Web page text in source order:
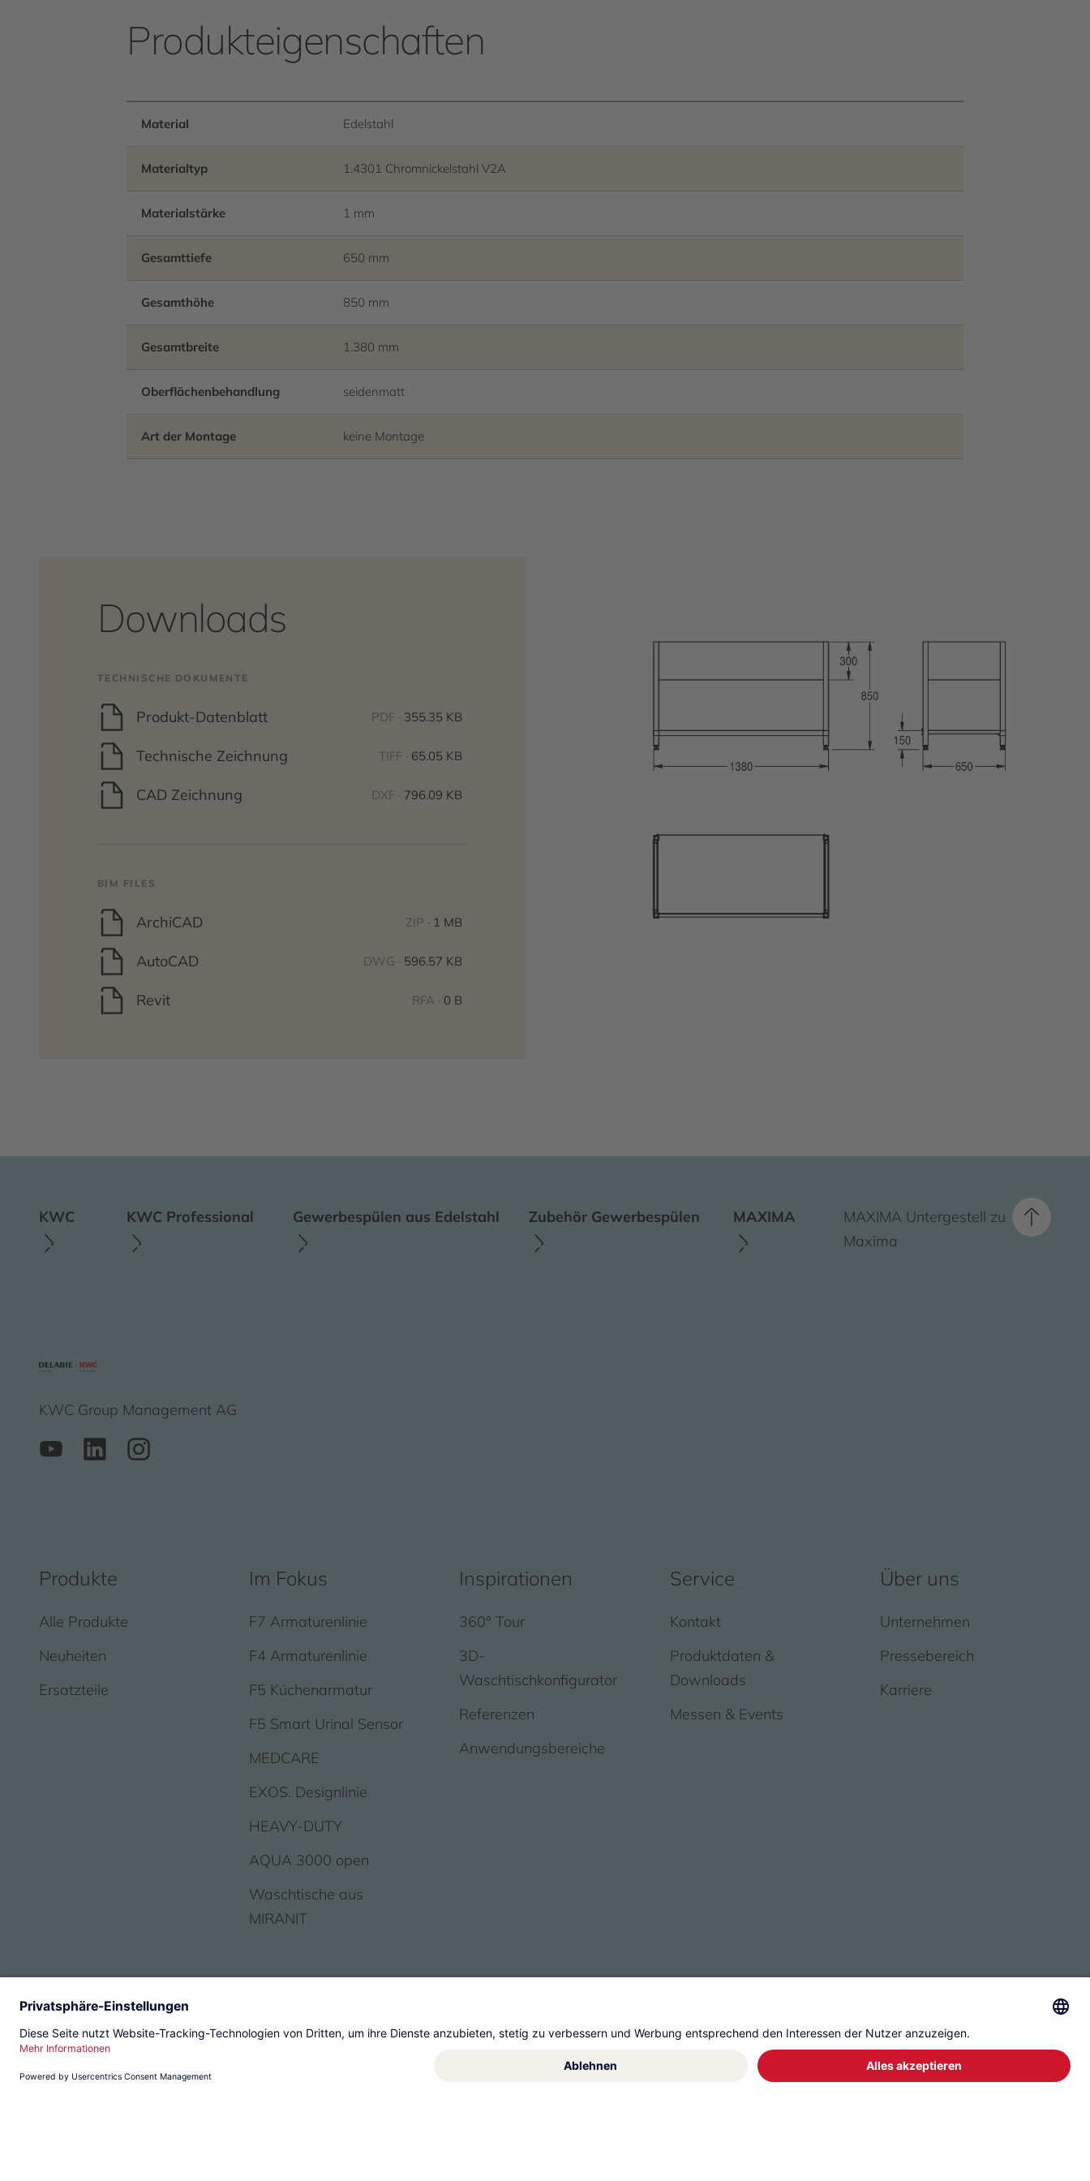
Produkteigenschaften
Material Edelstahl
Materialtyp 1.4301 Chromnickelstahl V2A
Materialstärke 1 mm
Gesamttiefe 650 mm
Gesamthöhe 850 mm
Gesamtbreite 1.380 mm
Oberflächenbehandlung seidenmatt
Art der Montage keine Montage
Downloads
TECHNISCHE DOKUMENTE
Produkt-Datenblatt PDF · 355.35 KB
Technische Zeichnung TIFF · 65.05 KB
CAD Zeichnung DXF · 796.09 KB
BIM FILES
ArchiCAD ZIP · 1 MB
AutoCAD DWG · 596.57 KB
Revit RFA · 0 B
KWC KWC Professional Gewerbespülen aus Edelstahl Zubehör Gewerbespülen MAXIMA
MAXIMA Untergestell zu
Maxima
KWC Group Management AG
Produkte
Alle Produkte
Neuheiten
Ersatzteile
Im Fokus
F7 Armaturenlinie
F4 Armaturenlinie
F5 Küchenarmatur
F5 Smart Urinal Sensor
MEDCARE
EXOS. Designlinie
HEAVY-DUTY
AQUA 3000 open
Waschtische aus
MIRANIT
Inspirationen
360° Tour
3D-
Waschtischkonfigurator
Referenzen
Anwendungsbereiche
Service
Kontakt
Produktdaten &
Downloads
Messen & Events
Über uns
Unternehmen
Pressebereich
Karriere
© 2026 KWC Group Management AG Allgemeine Geschäftsbedingungen Impressum Datenschutz Governance